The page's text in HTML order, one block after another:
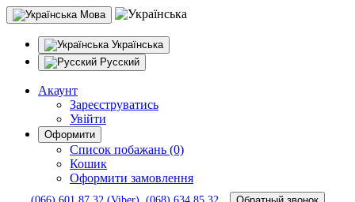
Мова
Українська
Русский
Акаунт
Зареєструватись
Увійти
Оформити
Список побажань (0)
Кошик
Оформити замовлення